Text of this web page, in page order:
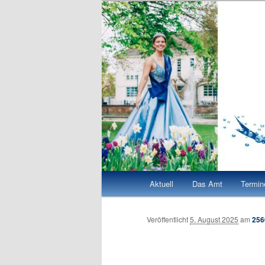
Quellenkönigin Bad Vilbel 2026/
Hauptmenü Aktuell Das Amt
Veröffentlicht5. August 2025 am